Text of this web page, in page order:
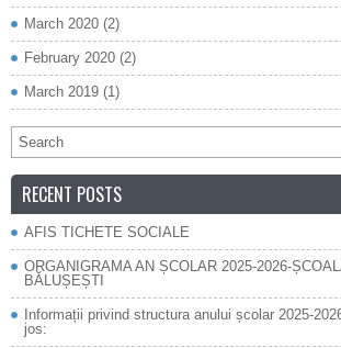
March 2020 (2)
February 2020 (2)
March 2019 (1)
RECENT POSTS
AFIS TICHETE SOCIALE
ORGANIGRAMA AN ȘCOLAR 2025-2026-
BĂLUȘEȘTI
Informații privind structura anului școlar 2025-
jos: